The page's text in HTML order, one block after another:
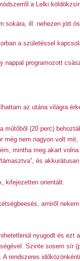
a Lelki
sokára, ill. nehezen jött
a születéssel
programozott
az utána világra
műtőből (20 perc)
még nem nagyon volt
mintha meg akart
és
kifejezetten orientált.
amiről
nyugodt és ezt
Szinte sosem sír
rendszeres